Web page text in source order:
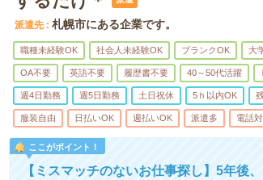
派遣先 札幌市にある企業です。
職種未経験OK 社会人未経験OK ブランクOK 大
OA不要 英語不要 履歴書不要 40～50代活躍
週4日勤務 週5日勤務 土日祝休 5ｈ以内OK
服装自由 日払いOK 週払いOK 派遣多 電話
ここがポイント！
【ミスマッチのないお仕事探し】5年後